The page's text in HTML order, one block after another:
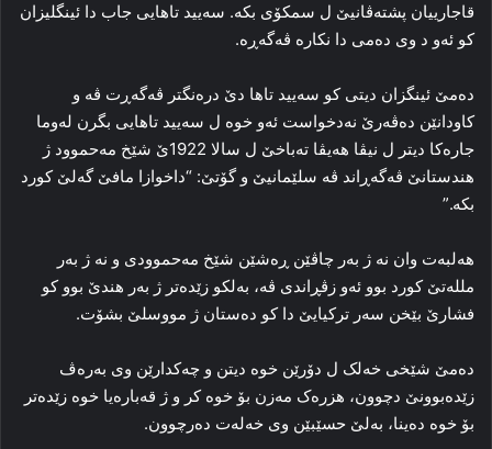
قاجارییان پشتەڤانیێ ل سمکۆی بکە. سەیید تاهایی جاب دا ئینگلیزان
کو ئەو د وی دەمی دا نكارە ڤەگەڕە.
دەمێ ئینگزان دیتی کو سەیید تاها دێ درەنگتر ڤەگەڕت ڤە و
کاودانێن دەڤەرێ نەدخواست ئەو خوە ل سەیید تاهایی بگرن لەوما
جارەکا دیتر ل نیڤا هەیڤا تەباخێ ل سالا 1922ێ شێخ مەحموود ژ
هندستانێ ڤەگەڕاند ڤە سلێمانیێ و گۆتێ: “داخوازا مافێ گەلێ کورد
بكە.”
هەلبەت وان نە ژ بەر چاڤێن ڕەشێن شێخ مەحموودی و نە ژ بەر
مللەتێ کورد بوو ئەو زڤڕاندی ڤە، بەلکو زێدەتر ژ بەر هندێ بوو کو
فشارێ بێخن سەر ترکیایێ دا کو دەستان ژ مووسلێ بشۆت.
دەمێ شێخی خەلک ل دۆرێن خوە دیتن و چەکدارێن وی بەرەڤ
زێدەبوونێ دچوون، هزرەک مەزن بۆ خوە کر و ژ قەبارەیا خوە زێدەتر
بۆ خوە دەینا، بەلێ حسێبێن وی خەلەت دەرچوون.